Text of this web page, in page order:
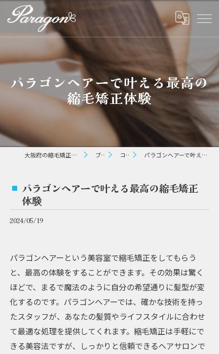
パラゴンヘアーで叶える最高の
縮毛矯正体験
大阪府の縮毛矯正ならパラゴン ヘアー ブログ コラム パラゴンヘアーで叶える最高の縮毛矯正体験
パラゴンヘアーで叶える最高の縮毛矯正
体験
2024/05/19
パラゴンヘアーという美容室で縮毛矯正をしてもらう
と、最高の体験をすることができます。その効果は驚く
ほどで、まるで魔法のように自分の希望通りに髪型が変
化するのです。パラゴンヘアーでは、確かな技術を持っ
たスタッフが、あなたの髪質やライフスタイルに合わせ
て最適な処理を提供してくれます。縮毛矯正は手軽にで
きる美容法ですが、しっかりと信頼できるヘアサロンで